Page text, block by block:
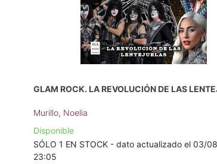
GLAM ROCK. LA REVOLUCIÓN DE LAS
Murillo, Noelia
Disponible
SÓLO 1 EN STOCK - dato actualizado el 03/
23:05